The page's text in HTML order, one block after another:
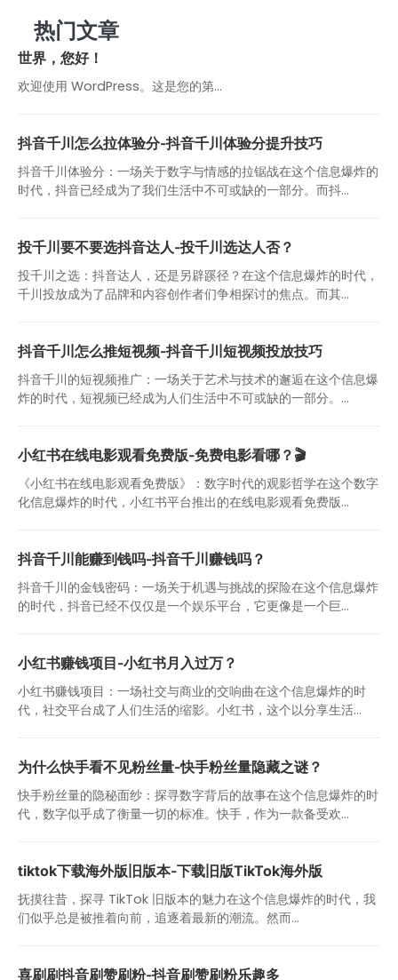
热门文章
世界，您好！
欢迎使用 WordPress。这是您的第…
抖音千川怎么拉体验分-抖音千川体验分提升技巧
抖音千川体验分：一场关于数字与情感的拉锯战在这个信息爆炸的
时代，抖音已经成为了我们生活中不可或缺的一部分。而抖...
投千川要不要选抖音达人-投千川选达人否？
投千川之选：抖音达人，还是另辟蹊径？在这个信息爆炸的时代，
千川投放成为了品牌和内容创作者们争相探讨的焦点。而其...
抖音千川怎么推短视频-抖音千川短视频投放技巧
抖音千川的短视频推广：一场关于艺术与技术的邂逅在这个信息爆
炸的时代，短视频已经成为人们生活中不可或缺的一部分。...
小红书在线电影观看免费版-免费电影看哪？🎬
《小红书在线电影观看免费版》：数字时代的观影哲学在这个数字
化信息爆炸的时代，小红书平台推出的在线电影观看免费版...
抖音千川能赚到钱吗-抖音千川赚钱吗？
抖音千川的金钱密码：一场关于机遇与挑战的探险在这个信息爆炸
的时代，抖音已经不仅仅是一个娱乐平台，它更像是一个巨...
小红书赚钱项目-小红书月入过万？
小红书赚钱项目：一场社交与商业的交响曲在这个信息爆炸的时
代，社交平台成了人们生活的缩影。小红书，这个以分享生活...
为什么快手看不见粉丝量-快手粉丝量隐藏之谜？
快手粉丝量的隐秘面纱：探寻数字背后的故事在这个信息爆炸的时
代，数字似乎成了衡量一切的标准。快手，作为一款备受欢...
tiktok下载海外版旧版本-下载旧版TikTok海外版
抚摸往昔，探寻 TikTok 旧版本的魅力在这个信息爆炸的时代，我
们似乎总是被推着向前，追逐着最新的潮流。然而...
喜刷刷抖音刷赞刷粉-抖音刷赞刷粉乐趣多